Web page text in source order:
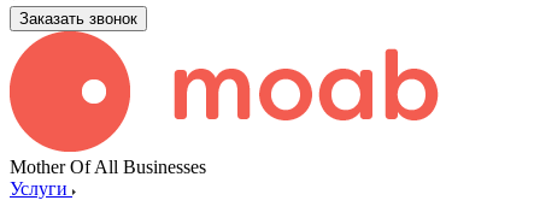
Заказать звонок
Mother Of All Businesses
Услуги